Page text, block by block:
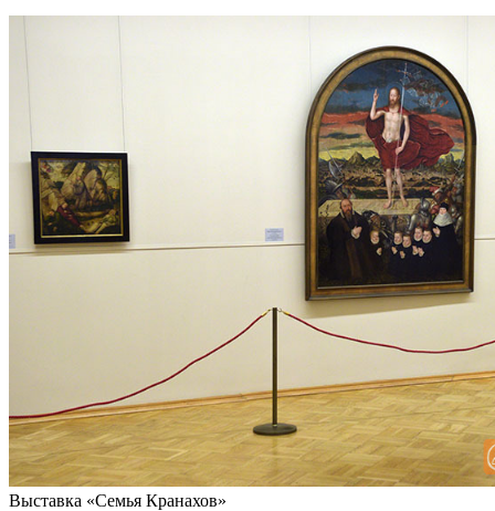
Выставка «Семья Кранахов»